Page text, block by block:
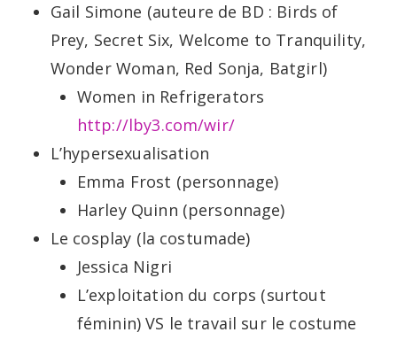
Gail Simone (auteure de BD : Birds of
Prey, Secret Six, Welcome to Tranquility,
Wonder Woman, Red Sonja, Batgirl)
Women in Refrigerators
http://lby3.com/wir/
L’hypersexualisation
Emma Frost (personnage)
Harley Quinn (personnage)
Le cosplay (la costumade)
Jessica Nigri
L’exploitation du corps (surtout
féminin) VS le travail sur le costume